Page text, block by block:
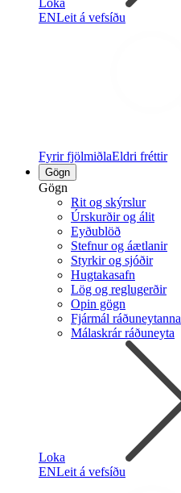
ENLeit á vefsíðu
Fyrir fjölmiðlaEldri fréttir
Gögn
Gögn
Rit og skýrslur
Úrskurðir og álit
Eyðublöð
Stefnur og áætlanir
Styrkir og sjóðir
Hugtakasafn
Lög og reglugerðir
Opin gögn
Fjármál ráðuneytanna
Málaskrár ráðuneyta
Loka
ENLeit á vefsíðu